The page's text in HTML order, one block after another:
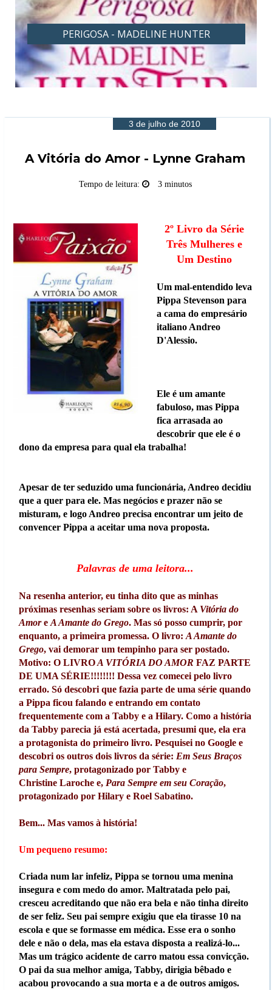
PERIGOSA - MADELINE HUNTER
3 de julho de 2010
A Vitória do Amor - Lynne Graham
Tempo de leitura: 3 minutos
2º Livro da Série
Três Mulheres e
Um Destino
Um mal-entendido leva
Pippa Stevenson para
a cama do empresário
italiano Andreo
D'Alessio.
Ele é um amante
fabuloso, mas Pippa
fica arrasada ao
descobrir que ele é o
dono da empresa para qual ela trabalha!
Apesar de ter seduzido uma funcionária, Andreo decidiu
que a quer para ele. Mas negócios e prazer não se
misturam, e logo Andreo precisa encontrar um jeito de
convencer Pippa a aceitar uma nova proposta.
Palavras de uma leitora...
Na resenha anterior, eu tinha dito que as minhas
próximas resenhas seriam sobre os livros: A Vitória do
Amore A Amante do Grego. Mas só posso cumprir, por
enquanto, a primeira promessa. O livro: A Amante do
Grego, vai demorar um tempinho para ser postado.
Motivo: O LIVROA VITÓRIA DO AMOR FAZ PARTE
DE UMA SÉRIE!!!!!!!! Dessa vez comecei pelo livro
errado. Só descobri que fazia parte de uma série quando
a Pippa ficou falando e entrando em contato
frequentemente com a Tabby e a Hilary. Como a história
da Tabby parecia já está acertada, presumi que, ela era
a protagonista do primeiro livro. Pesquisei no Google e
descobri os outros dois livros da série: Em Seus Braços
para Sempre, protagonizado por Tabby e
Christine Laroche e, Para Sempre em seu Coração,
protagonizado por Hilary e Roel Sabatino.
Bem... Mas vamos à história!
Um pequeno resumo:
Criada num lar infeliz, Pippa se tornou uma menina
insegura e com medo do amor. Maltratada pelo pai,
cresceu acreditando que não era bela e não tinha direito
de ser feliz. Seu pai sempre exigiu que ela tirasse 10 na
escola e que se formasse em médica. Esse era o sonho
dele e não o dela, mas ela estava disposta a realizá-lo...
Mas um trágico acidente de carro matou essa convicção.
O pai da sua melhor amiga, Tabby, dirigia bêbado e
acabou provocando a sua morta e a de outros amigos.